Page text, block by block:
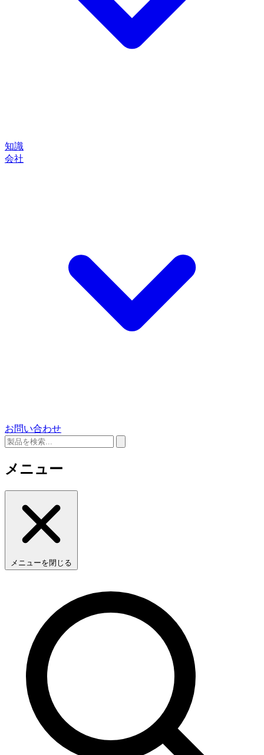
知識
会社
お問い合わせ
メニュー
メニューを閉じる